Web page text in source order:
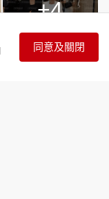
+4
同意及關閉